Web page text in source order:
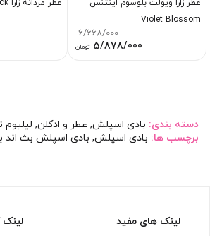
عطر زارا ویولت بلوسوم اینتنس
Violet Blossom
6/668/000
قیمت
5/878/000 تومانقیمت
عطر مردانه زارا Navy Black
دسته بندی: بادی اسپلش, عطر و ادکلن,
برچسب ها: بادی اسپلش, بادی اسپلش بث اند
لینک های مفید لینک